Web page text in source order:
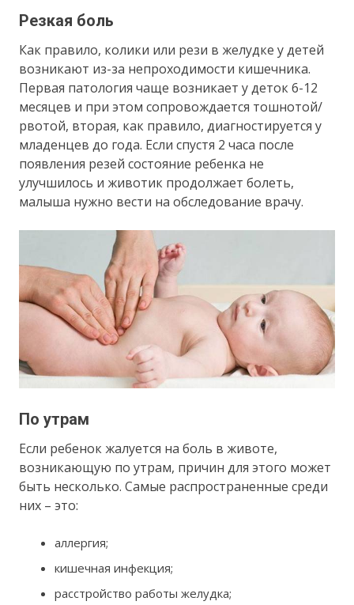
Резкая боль­
Как правило, колики или рези в желудке у детей
возникают из-за непроходимости кишечника.
Первая патология чаще возникает у деток 6-12
месяцев и при этом сопровождается тошнотой/
рвотой, вторая, как правило, диагностируется у
младенцев до года. Если спустя 2 часа после
появления резей состояние ребенка не
улучшилось и животик продолжает болеть,
малыша нужно вести на обследование врачу.
По утрам
Если ребенок жалуется на боль в животе,
возникающую по утрам, причин для этого может
быть несколько. Самые распространенные среди
них – это:
аллергия;
кишечная инфекция;
расстройство работы желудка;